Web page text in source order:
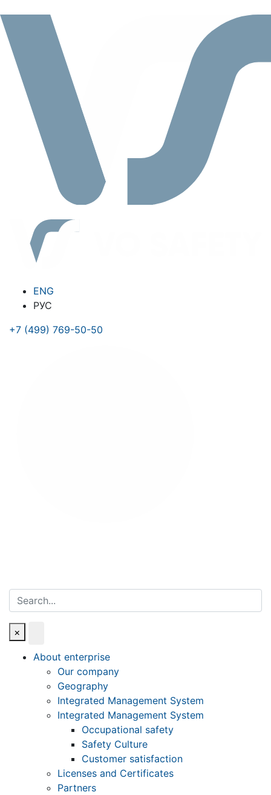
ENG
РУС
+7 (499) 769-50-50
Search
×
About enterprise
Our company
Geography
Integrated Management System
Integrated Management System
Occupational safety
Safety Culture
Customer satisfaction
Licenses and Certificates
Partners